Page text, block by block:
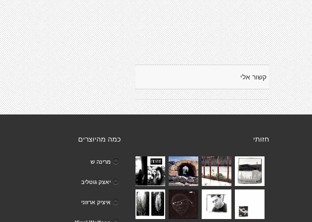
קשור אלי
כמה מהיוצרים
מרינה ש
יאצק גוטליב
איציק ארזוני
חזותי